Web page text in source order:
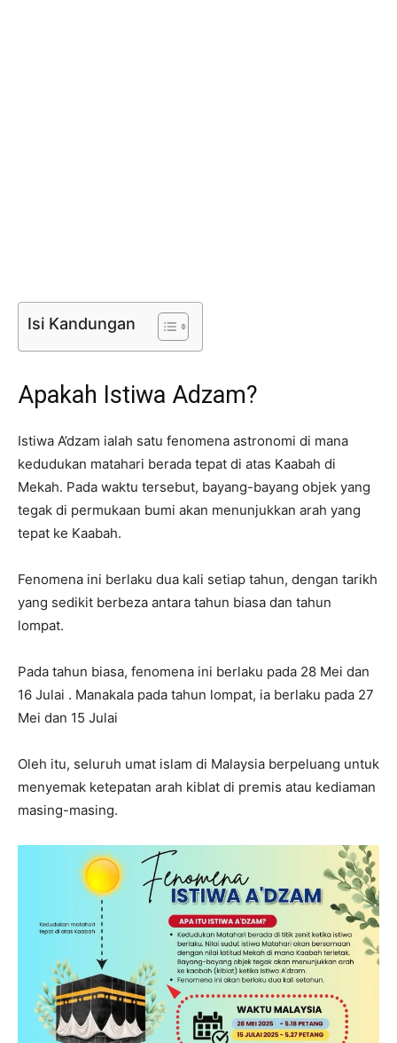
Isi Kandungan
Apakah Istiwa Adzam?
Istiwa A’dzam ialah satu fenomena astronomi di mana
kedudukan matahari berada tepat di atas Kaabah di
Mekah. Pada waktu tersebut, bayang-bayang objek yang
tegak di permukaan bumi akan menunjukkan arah yang
tepat ke Kaabah.
Fenomena ini berlaku dua kali setiap tahun, dengan tarikh
yang sedikit berbeza antara tahun biasa dan tahun
lompat.
Pada tahun biasa, fenomena ini berlaku pada 28 Mei dan
16 Julai . Manakala pada tahun lompat, ia berlaku pada 27
Mei dan 15 Julai
Oleh itu, seluruh umat islam di Malaysia berpeluang untuk
menyemak ketepatan arah kiblat di premis atau kediaman
masing-masing.